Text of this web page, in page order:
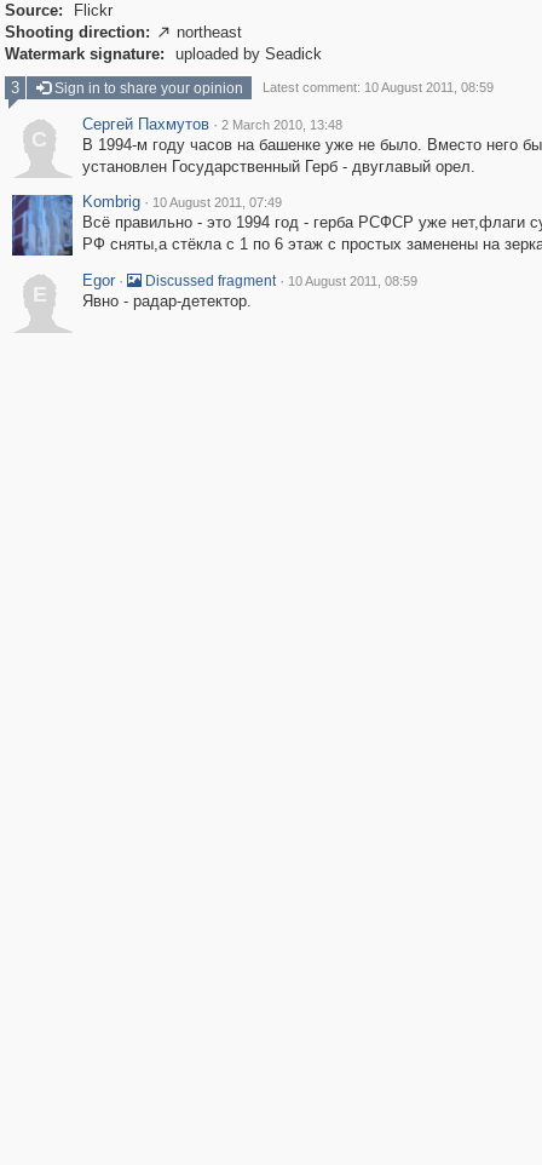
Source:
Flickr
Shooting direction:  northeast
Watermark signature:
uploaded by Seadick
3
Sign in to share your opinion Latest comment: 10 August 2011, 08:59
С
Сергей Пахмутов · 2 March 2010, 13:48
В 1994-м году часов на башенке уже не было. Вместо него
установлен Государственный Герб - двуглавый орел.
Kombrig · 10 August 2011, 07:49
Всё правильно - это 1994 год - герба РСФСР уже нет,флаги
РФ сняты,а стёкла с 1 по 6 этаж с простых заменены на
E
Egor · Discussed fragment · 10 August 2011, 08:59
Явно - радар-детектор.